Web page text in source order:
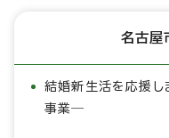
名古屋
結婚新生活を応援
事業―